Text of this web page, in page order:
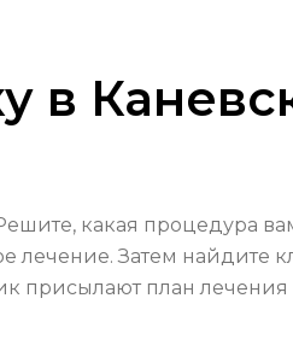
в
какая процедура
лечение. Затем
присылают план